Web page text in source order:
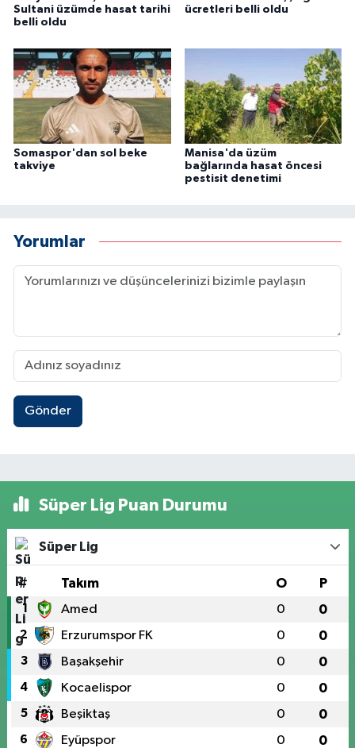
Sultani üzümde hasat tarihi
belli oldu
ücretleri belli oldu
Somaspor'dan sol beke
takviye
Manisa'da üzüm
bağlarında hasat öncesi
pestisit denetimi
Yorumlar
Gönder
Süper Lig Puan Durumu
Süper Lig
# Takım O P
1 Amed 0 0
2 Erzurumspor FK 0 0
3 Başakşehir 0 0
4 Kocaelispor 0 0
5 Beşiktaş 0 0
6 Eyüpspor 0 0